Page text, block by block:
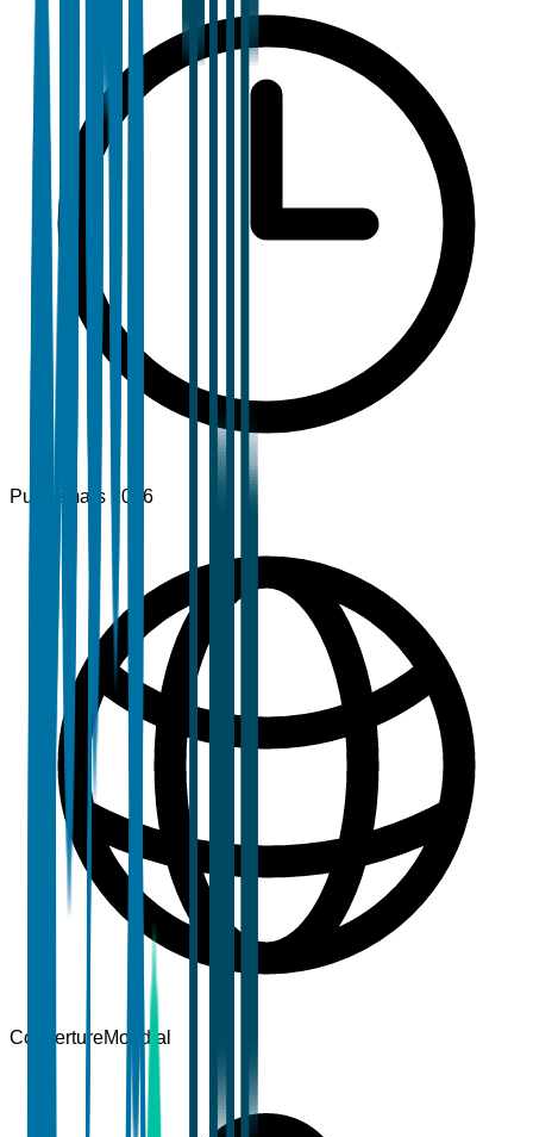
Publié mars 2026
CouvertureMondial